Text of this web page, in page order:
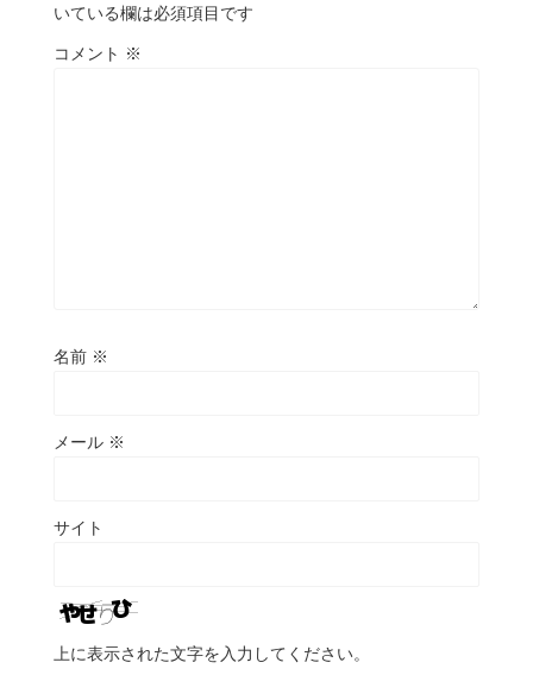
いている欄は必須項目です
コメント ※
名前 ※
メール ※
サイト
上に表示された文字を入力してください。